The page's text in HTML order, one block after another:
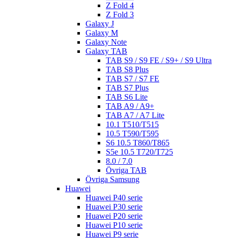
Z Fold 4
Z Fold 3
Galaxy J
Galaxy M
Galaxy Note
Galaxy TAB
TAB S9 / S9 FE / S9+ / S9 Ultra
TAB S8 Plus
TAB S7 / S7 FE
TAB S7 Plus
TAB S6 Lite
TAB A9 / A9+
TAB A7 / A7 Lite
10.1 T510/T515
10.5 T590/T595
S6 10.5 T860/T865
S5e 10.5 T720/T725
8.0 / 7.0
Övriga TAB
Övriga Samsung
Huawei
Huawei P40 serie
Huawei P30 serie
Huawei P20 serie
Huawei P10 serie
Huawei P9 serie